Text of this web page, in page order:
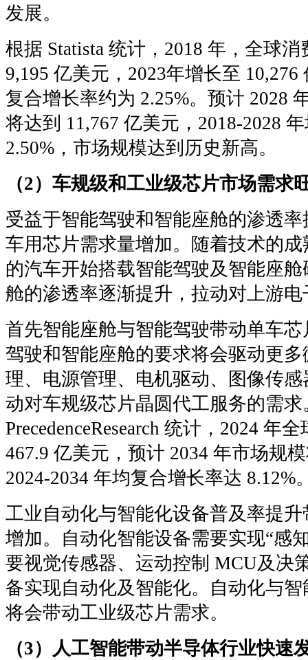
发展。
根据 Statista 统计，2018 年，全球
9,195 亿美元，2023年增长至 10,276
复合增长率约为 2.25%。预计 2028
将达到 11,767 亿美元，2018-2028
2.50%，市场规模达到历史新高。
（2）车规级和工业级芯片市场需求
受益于智能驾驶和智能座舱的渗透
车用芯片需求量增加。随着技术的
的汽车开始搭载智能驾驶及智能座
舱的渗透率逐渐提升，拉动对上游
首先智能座舱与智能驾驶带动单车
驾驶和智能座舱的要求将会驱动更
理、电源管理、电机驱动、图像传
动对车规级芯片晶圆代工服务的需求
PrecedenceResearch 统计，2024 年
467.9 亿美元，预计 2034 年市场规
2024-2034 年均复合增长率达 8.12%
工业自动化与智能化设备普及率提
增加。自动化智能设备需要实现“感
要视觉传感器、运动控制 MCU及决
备实现自动化及智能化。自动化与
将会带动工业级芯片需求。
（3）人工智能带动半导体行业快速